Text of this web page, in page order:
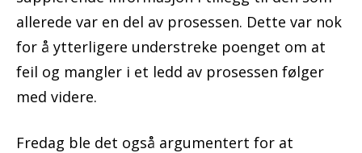
allerede var en del av prosessen. Dette var nok
for å ytterligere understreke poenget om at
feil og mangler i et ledd av prosessen følger
med videre.
Fredag ble det også argumentert for at